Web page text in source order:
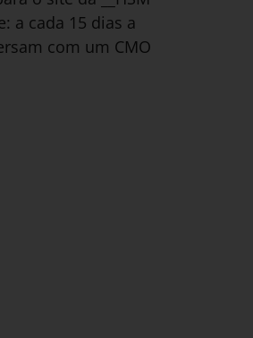
a cada 15 dias a
com um CMO